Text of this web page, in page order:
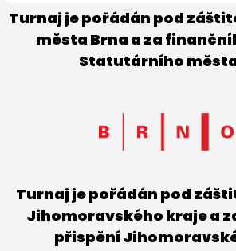
Turnaj je pořádán pod
města Brna a za
Statutárního
Turnaj je pořádán pod
Jihomoravského kraje a
přispění